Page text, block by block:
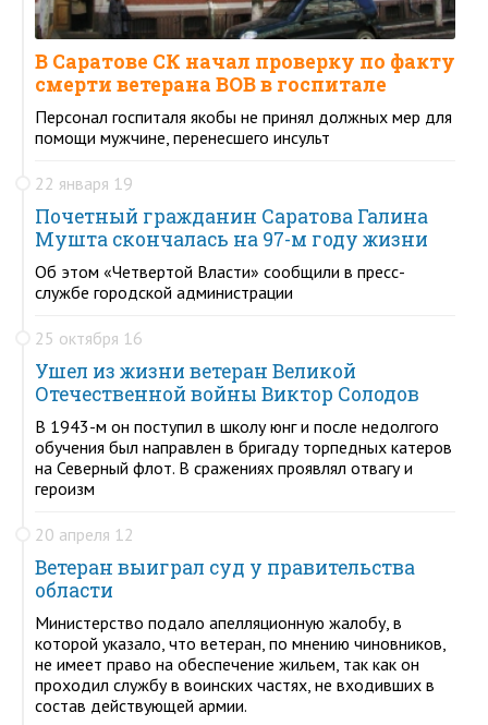
В Саратове СК начал проверку по факту
смерти ветерана ВОВ в госпитале
Персонал госпиталя якобы не принял должных мер для
помощи мужчине, перенесшего инсульт
22 января 19
Почетный гражданин Саратова Галина
Мушта скончалась на 97-м году жизни
Об этом «Четвертой Власти» сообщили в пресс-
службе городской администрации
25 октября 16
Ушел из жизни ветеран Великой
Отечественной войны Виктор Солодов
В 1943-м он поступил в школу юнг и после недолгого
обучения был направлен в бригаду торпедных катеров
на Северный флот. В сражениях проявлял отвагу и
героизм
20 апреля 12
Ветеран выиграл суд у правительства
области
Министерство подало апелляционную жалобу, в
которой указало, что ветеран, по мнению чиновников,
не имеет право на обеспечение жильем, так как он
проходил службу в воинских частях, не входивших в
состав действующей армии.